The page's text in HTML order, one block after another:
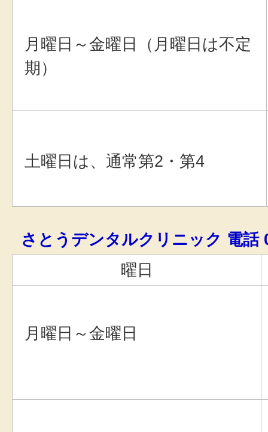
月曜日～金曜日（月曜日は不定
期）
土曜日は、通常第2・第4
さとうデンタルクリニック 電話
曜日
月曜日～金曜日